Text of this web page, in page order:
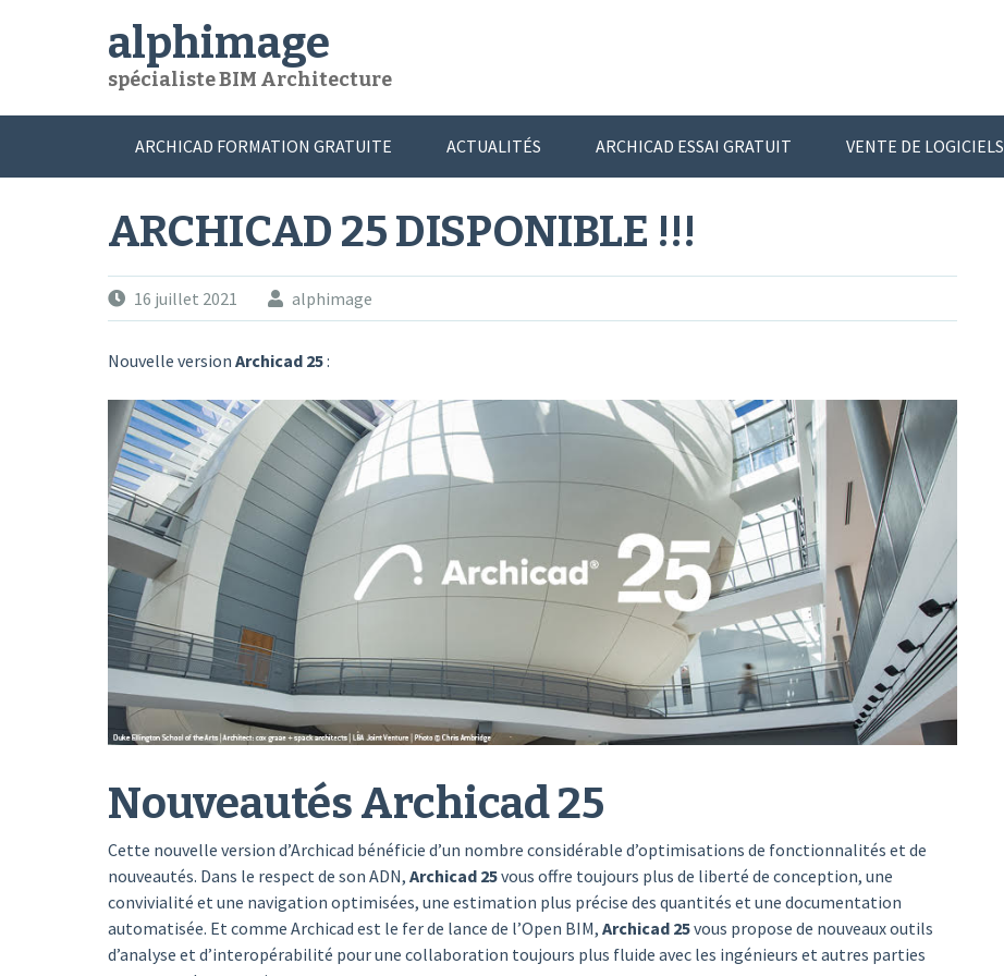
alphimage
spécialiste BIM Architecture
ARCHICAD FORMATION GRATUITE ACTUALITÉS ARCHICAD ESSAI GRATUIT VENTE DE LOGICIELS
ARCHICAD 25 DISPONIBLE !!!
16 juillet 2021 alphimage
Nouvelle version Archicad 25:
Nouveautés Archicad 25
Cette nouvelle version d’Archicad bénéficie d’un nombre considérable d’optimisations de fonctionnalités et de
nouveautés. Dans le respect de son ADN, Archicad 25vous offre toujours plus de liberté de conception, une
convivialité et une navigation optimisées, une estimation plus précise des quantités et une documentation
automatisée. Et comme Archicad est le fer de lance de l’Open BIM, Archicad 25vous propose de nouveaux outils
d’analyse et d’interopérabilité pour une collaboration toujours plus fluide avec les ingénieurs et autres parties